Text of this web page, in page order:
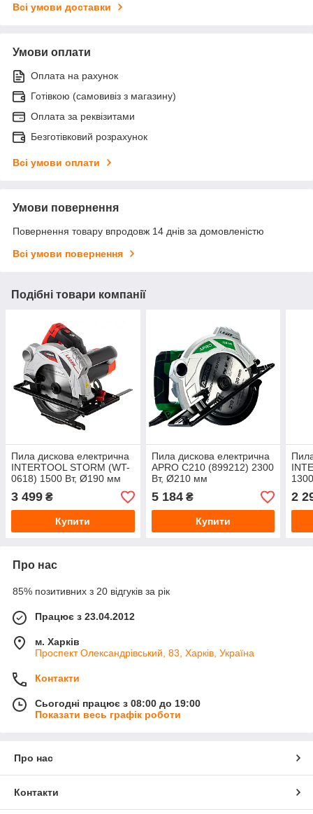
Всі умови доставки
Умови оплати
Оплата на рахунок
Готівкою (самовивіз з магазину)
Оплата за реквізитами
Безготівковий розрахунок
Всі умови оплати
Умови повернення
Повернення товару впродовж 14 днів за домовленістю
Всі умови повернення
Подібні товари компанії
Пила дискова електрична
INTERTOOL STORM (WT-
0618) 1500 Вт, Ø190 мм
3 499 ₴
Купити
Пила дискова електрична
APRO C210 (899212) 2300
Вт, Ø210 мм
5 184₴
Купити
2
Про нас
85% позитивних з 20 відгуків за рік
Працює з 23.04.2012
м. Харків
Проспект Олександрівський, 83, Харків, Україна
Контакти
Сьогодні працює з 08:00 до 19:00
Показати весь графік роботи
Про нас
Контакти